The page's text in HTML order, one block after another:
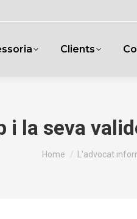
Clients
i la seva
You are here:
Home L'advocat